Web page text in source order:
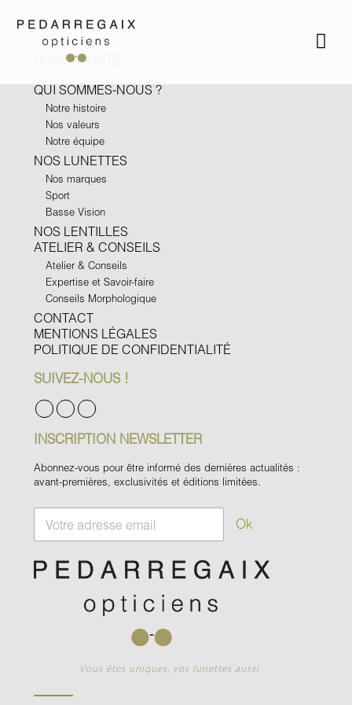
PLAN DU SITE
QUI SOMMES-NOUS ?
Notre histoire
Nos valeurs
Notre équipe
NOS LUNETTES
Nos marques
Sport
Basse Vision
NOS LENTILLES
ATELIER & CONSEILS
Atelier & Conseils
Expertise et Savoir-faire
Conseils Morphologique
CONTACT
MENTIONS LÉGALES
POLITIQUE DE CONFIDENTIALITÉ
SUIVEZ-NOUS !
INSCRIPTION NEWSLETTER
Abonnez-vous pour être informé des dernières actualités :
avant-premières, exclusivités et éditions limitées.
E
a
i
Ok
Vous êtes uniques, vos lunettes aussi